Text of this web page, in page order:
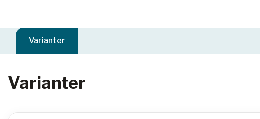
Varianter
Varianter